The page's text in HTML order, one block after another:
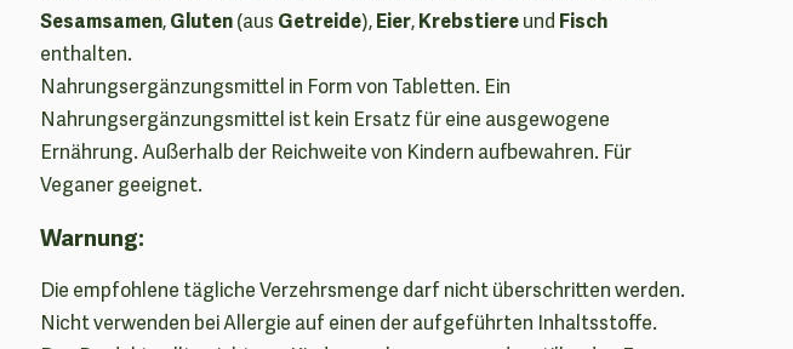
Sesamsamen,Gluten(aus Getreide),Eier,Krebstiereund Fisch
enthalten.
Nahrungsergänzungsmittel in Form von Tabletten. Ein
Nahrungsergänzungsmittel ist kein Ersatz für eine ausgewogene
Ernährung. Außerhalb der Reichweite von Kindern aufbewahren. Für
Veganer geeignet.
Warnung:
Die empfohlene tägliche Verzehrsmenge darf nicht überschritten werden.
Nicht verwenden bei Allergie auf einen der aufgeführten Inhaltsstoffe.